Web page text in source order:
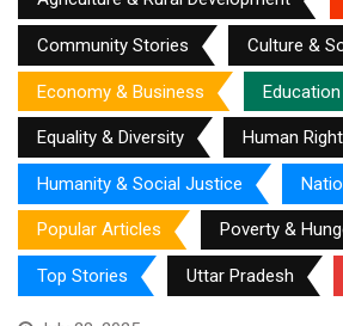
Community Stories Culture &
Economy & Business Education
Equality & Diversity Human
Humanity & Social Justice
Popular Articles Poverty &
Top Stories Uttar Pradesh